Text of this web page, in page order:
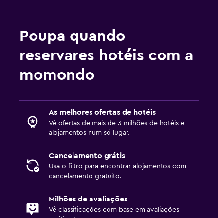
Poupa quando
reservares hotéis com a
momondo
As melhores ofertas de hotéis
Vê ofertas de mais de 3 milhões de hotéis e
alojamentos num só lugar.
Cancelamento grátis
Usa o filtro para encontrar alojamentos com
cancelamento gratuito.
Milhões de avaliações
Vê classificações com base em avaliações